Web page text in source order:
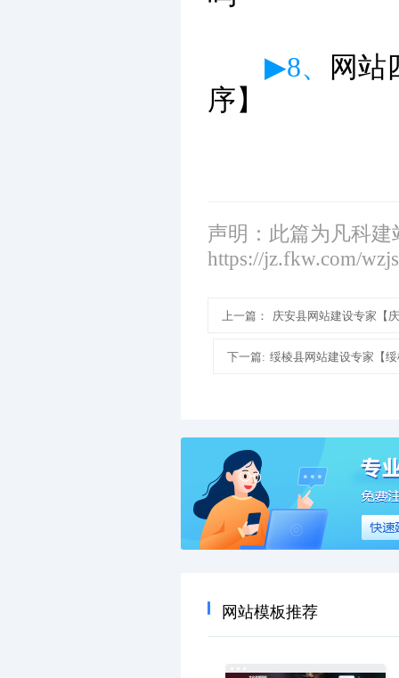
▶8、
网站
序】
声明：此篇为凡科
https://jz.fkw.com/
上一篇： 庆安县网站建设专家【
下一篇: 绥棱县网站建设专家【
网站模板推荐